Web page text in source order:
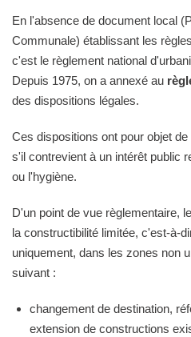
En l'absence de document local
Communale) établissant les
c'est le règlement national
Depuis 1975, on a annexé au
des dispositions légales.
Ces dispositions ont pour objet
s'il contrevient à un intérêt public
ou l'hygiène.
D'un point de vue règlementaire,
la constructibilité limitée, c'est-à-
uniquement, dans les zones non
suivant :
changement de destination,
extension de constructions